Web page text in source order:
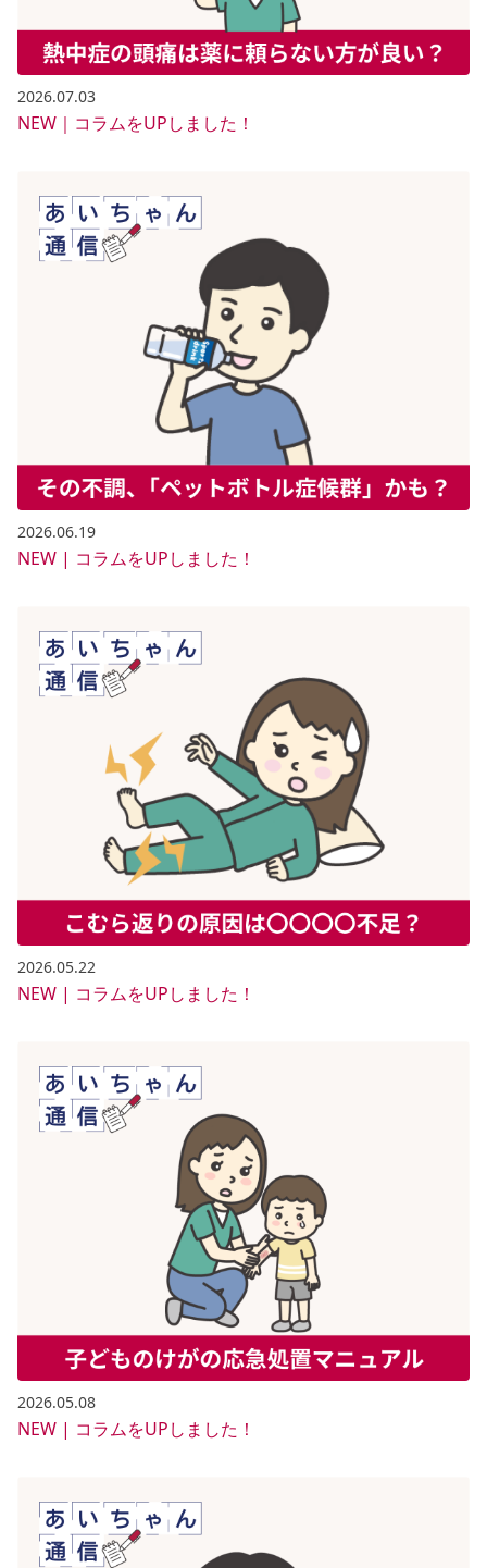
2026.07.03
NEW｜コラムをUPしました！
2026.06.19
NEW | コラムをUPしました！
2026.05.22
NEW | コラムをUPしました！
2026.05.08
NEW | コラムをUPしました！